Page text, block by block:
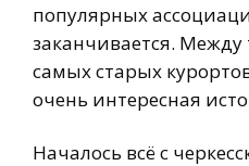
популярных
заканчивается. Между
самых старых
очень интересная
Началось всё с